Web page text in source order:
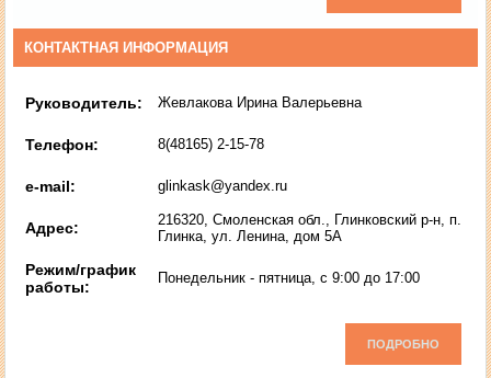
КОНТАКТНАЯ ИНФОРМАЦИЯ
Руководитель: Жевлакова Ирина Валерьевна
Телефон: 8(48165) 2-15-78
e-mail: glinkask@yandex.ru
Адрес:
216320, Смоленская обл., Глинковский р-н, п.
Глинка, ул. Ленина, дом 5А
Режим/график
работы:
Понедельник - пятница, с 9:00 до 17:00
ПОДРОБНО